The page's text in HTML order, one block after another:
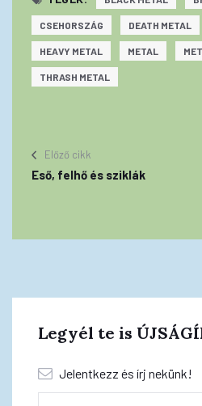
CSEHORSZÁG DEATH METAL
HEAVY METAL METAL
THRASH METAL
Előző cikk
Eső, felhő és sziklák
Legyél te is
Jelentkezz és írj nekünk!